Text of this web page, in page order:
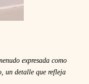
expresada como
un detalle que refleja